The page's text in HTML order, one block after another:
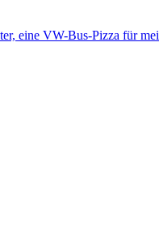
eine VW-Bus-Pizza für